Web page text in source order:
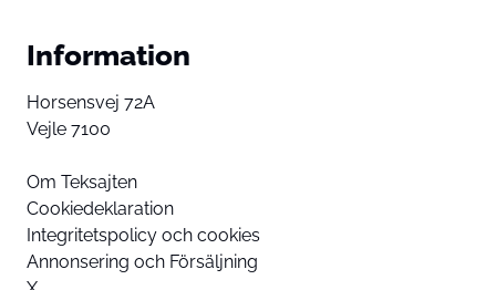
Information
Horsensvej 72A
Vejle 7100
Om Teksajten
Cookiedeklaration
Integritetspolicy och cookies
Annonsering och Försäljning